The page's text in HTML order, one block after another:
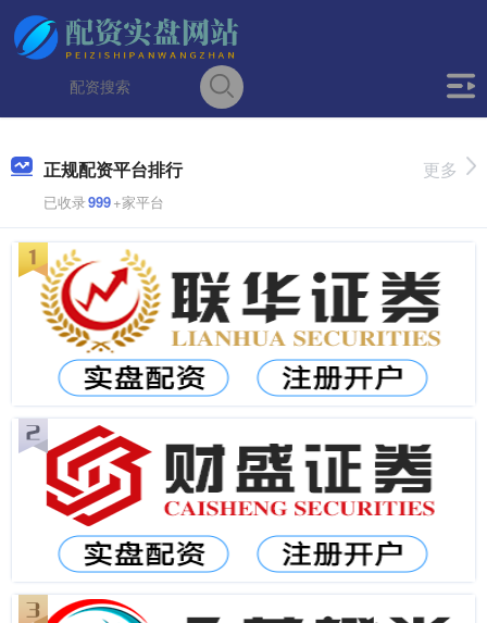
正规配资平台排行
已收录999+家平台
更多